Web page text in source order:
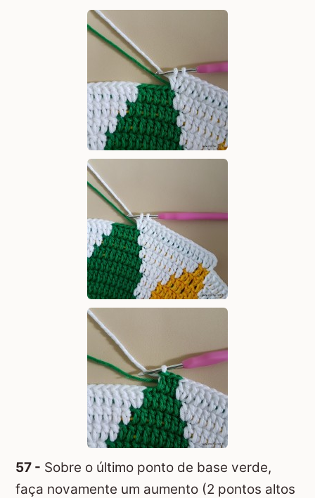
57 - Sobre o último ponto de base verde,
faça novamente um aumento (2 pontos altos